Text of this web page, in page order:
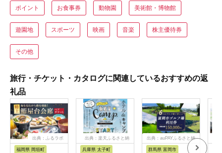
ポイント お食事券 動物園 美術館・博物館
遊園地 スポーツ 映画 音楽 株主優待券
その他
旅行・チケット・カタログに関連しているおすすめの返
礼品
出典：ふるラボ
福岡県 岡垣町
出典：楽天ふるさと納
兵庫県 太子町
出典：auPAYふるさと納
群馬県 富岡市